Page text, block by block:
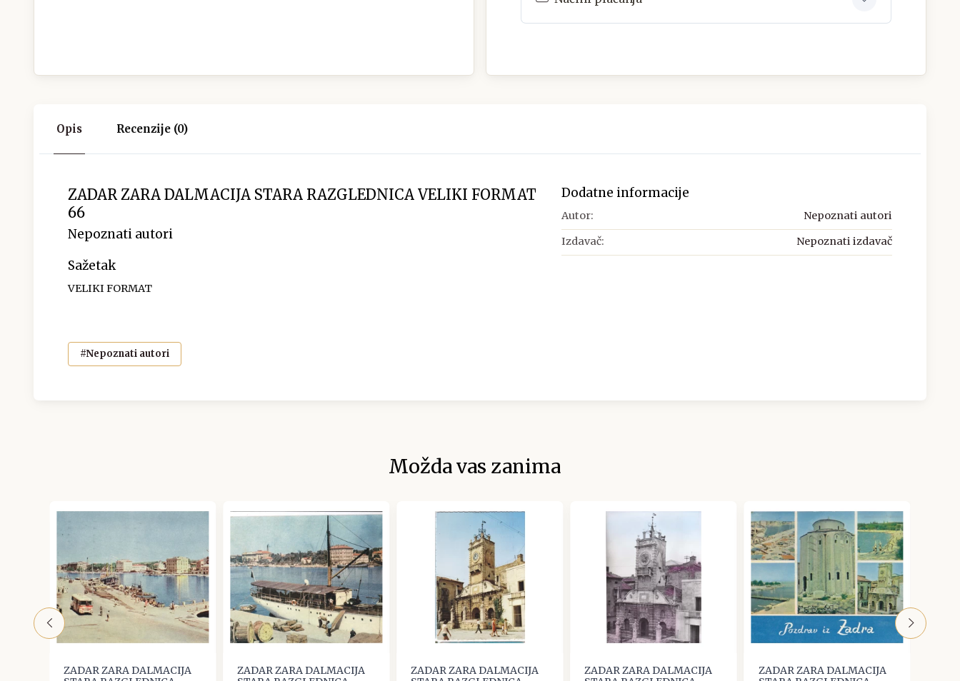
Opis Recenzije (0)
ZADAR ZARA DALMACIJA STARA RAZGLEDNICA VELIKI FORMAT
66
Nepoznati autori
Sažetak
VELIKI FORMAT
#Nepoznati autori
Dodatne informacije
Autor: Nepoznati autori
Izdavač: Nepoznati izdavač
Možda vas zanima
ZADAR ZARA DALMACIJA
ZADAR ZARA DALMACIJA
ZADAR ZARA DALMACIJA
ZADAR ZARA DALMACIJA
ZADAR ZARA DALMACIJA